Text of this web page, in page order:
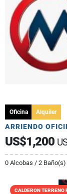
Oficina Alquiler
US$1,200
0 Alcobas / 2
CALDERON TERRENO